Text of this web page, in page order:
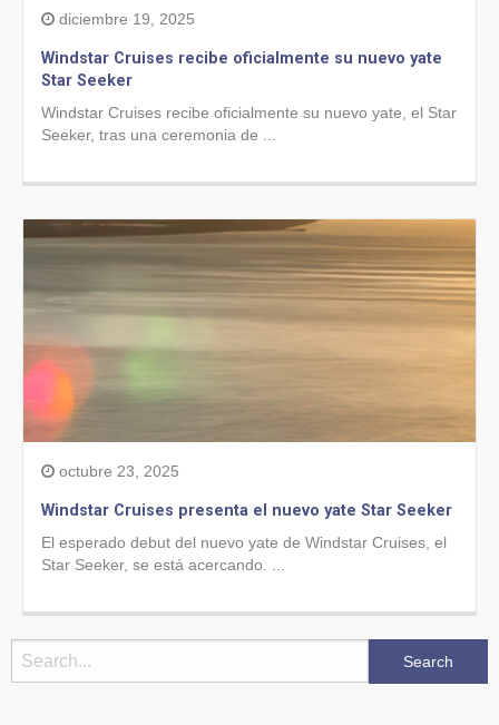
diciembre 19, 2025
Windstar Cruises recibe oficialmente su nuevo yate
Star Seeker
Windstar Cruises recibe oficialmente su nuevo yate, el Star
Seeker, tras una ceremonia de ...
octubre 23, 2025
Windstar Cruises presenta el nuevo yate Star Seeker
El esperado debut del nuevo yate de Windstar Cruises, el
Star Seeker, se está acercando. ...